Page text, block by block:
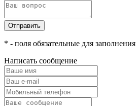
Отправить
* - поля обязательные для заполнения
Написать сообщение